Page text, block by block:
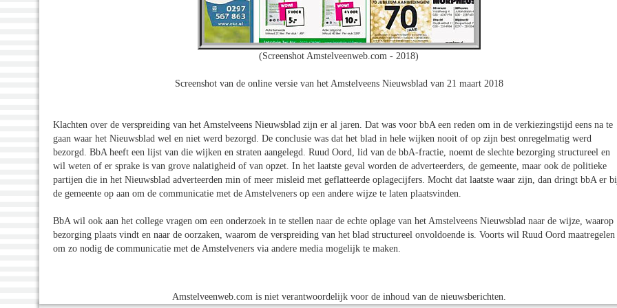
(Screenshot Amstelveenweb.com - 2018)
Screenshot van de online versie van het Amstelveens Nieuwsblad van 21 maart 2018
Klachten over de verspreiding van het Amstelveens Nieuwsblad zijn er al jaren. Dat was voor bbA een reden om in de verkiezingstijd eens na te
gaan waar het Nieuwsblad wel en niet werd bezorgd. De conclusie was dat het blad in hele wijken nooit of op zijn best onregelmatig werd
bezorgd. BbA heeft een lijst van die wijken en straten aangelegd. Ruud Oord, lid van de bbA-fractie, noemt de slechte bezorging structureel en
wil weten of er sprake is van grove nalatigheid of van opzet. In het laatste geval worden de adverteerders, de gemeente, maar ook de politieke
partijen die in het Nieuwsblad adverteerden min of meer misleid met geflatteerde oplagecijfers. Mocht dat laatste waar zijn, dan dringt bbA er
de gemeente op aan om de communicatie met de Amstelveners op een andere wijze te laten plaatsvinden.
BbA wil ook aan het college vragen om een onderzoek in te stellen naar de echte oplage van het Amstelveens Nieuwsblad naar de wijze, waarop
bezorging plaats vindt en naar de oorzaken, waarom de verspreiding van het blad structureel onvoldoende is. Voorts wil Ruud Oord maatregelen
om zo nodig de communicatie met de Amstelveners via andere media mogelijk te maken.
Amstelveenweb.com is niet verantwoordelijk voor de inhoud van de nieuwsberichten.